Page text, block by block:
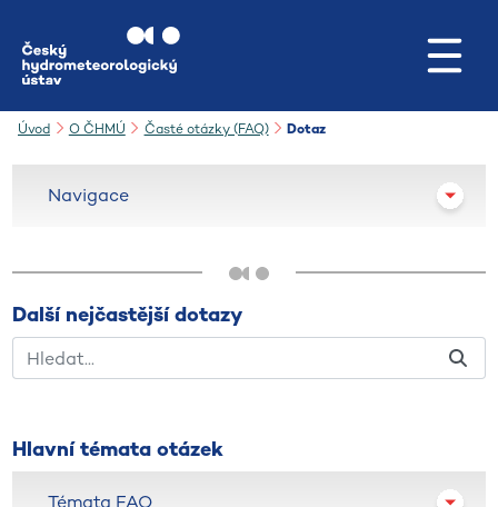
Úvod O ČHMÚ Časté otázky (FAQ) Dotaz
Další nejčastější dotazy
Hlavní témata otázek
Témata FAQ
Navigace